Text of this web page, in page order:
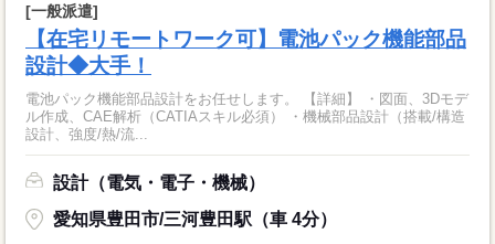
[一般派遣]
【在宅リモートワーク可】電池パック機能部品
設計◆大手！
電池パック機能部品設計をお任せします。 【詳細】 ・図面、3Dモデ
ル作成、CAE解析（CATIAスキル必須） ・機械部品設計（搭載/構造
設計、強度/熱/流...
設計（電気・電子・機械）
愛知県豊田市/三河豊田駅（車 4分）